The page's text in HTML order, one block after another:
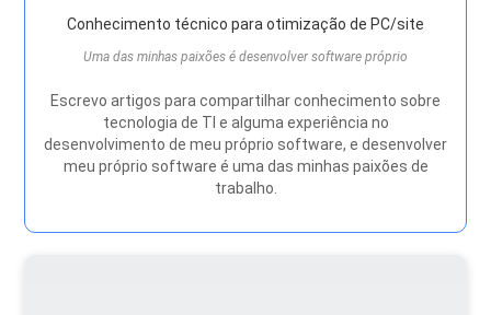
Conhecimento técnico para otimização de PC/site
Uma das minhas paixões é desenvolver software próprio
Escrevo artigos para compartilhar conhecimento sobre
tecnologia de TI e alguma experiência no
desenvolvimento de meu próprio software, e desenvolver
meu próprio software é uma das minhas paixões de
trabalho.